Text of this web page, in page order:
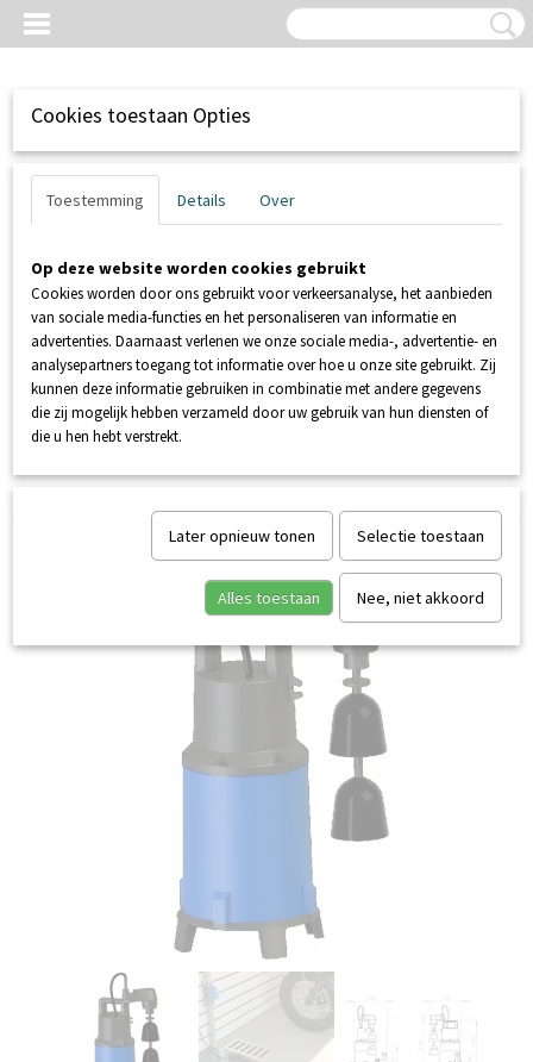
Inloggen Registreren
UW WINKELWAGEN
Cookies toestaan Opties
Toestemming Details Over
Op deze website worden cookies gebruikt
Cookies worden door ons gebruikt voor verkeersanalyse, het aanbieden
van sociale media-functies en het personaliseren van informatie en
advertenties. Daarnaast verlenen we onze sociale media-, advertentie- en
analysepartners toegang tot informatie over hoe u onze site gebruikt. Zij
kunnen deze informatie gebruiken in combinatie met andere gegevens
die zij mogelijk hebben verzameld door uw gebruik van hun diensten of
die u hen hebt verstrekt.
Later opnieuw tonen Selectie toestaan
Alles toestaan Nee, niet akkoord